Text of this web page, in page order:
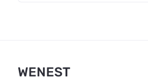
WENEST